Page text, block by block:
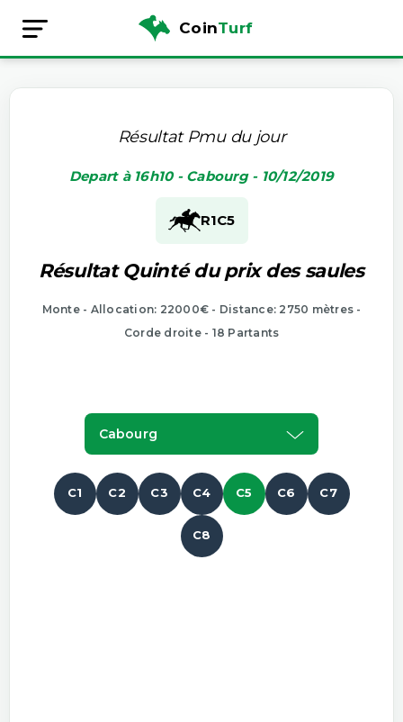
CoinTurf
Résultat Pmu du jour
Depart à 16h10 - Cabourg - 10/12/2019
R1C5
Résultat Quinté du prix des saules
Monte - Allocation: 22000€ - Distance: 2750 mètres -
Corde droite - 18 Partants
Cabourg
C1 C2 C3 C4 C5 C6 C7
C8